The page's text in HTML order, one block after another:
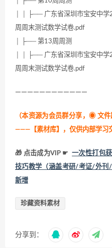
│ │ ├── 广东省深圳市宝安中
周周末测试数学试卷.pdf
│ ├── 第13周周测
│ │ ├── 广东省深圳市宝安中
周周末测试数学试卷.pdf
————————————
（本资源为会员群分享， ◉ 文件
———【素材库】，仅供内部学习
🎁 点击成为VIP ☛ 一次性打包
技巧教学（涵盖考研/考证/外刊
新增
珍藏资料素材
分享到：